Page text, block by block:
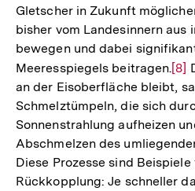
Gletscher in Zukunft
bisher vom Landesinnern aus
bewegen und dabei
Meeresspiegels beitragen.Zur
der
[8]
an der Eisoberfläche bleibt,
Schmelztümpeln, die sich
Sonnenstrahlung aufheizen
Abschmelzen des
Diese Prozesse sind
Rückkopplung: Je schneller